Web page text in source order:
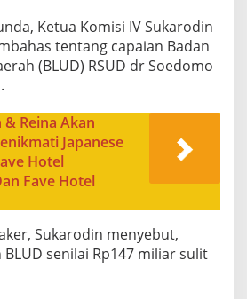
Ketua Komisi IV Sukarodin
tentang capaian Badan
(BLUD) RSUD dr Soedomo
& Reina Akan
Japanese
Hotel
Fave Hotel
Sukarodin menyebut,
senilai Rp147 miliar sulit